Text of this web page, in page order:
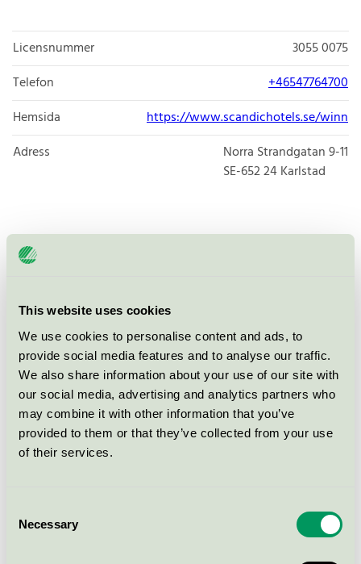
This website uses cookies
We use cookies to personalise content and ads, to
provide social media features and to analyse our traffic.
We also share information about your use of our site with
our social media, advertising and analytics partners who
may combine it with other information that you’ve
provided to them or that they’ve collected from your use
of their services.
Selection
Necessary
Licensnummer
3055 0075
Telefon
+46547764700
Hemsida
https://www.scandichotels.se/winn
Adress
Norra Strandgatan 9-11
SE-652 24Karlstad
Produkter
Scandic Winn, Hotell
Svanen / Scandic / Hotell
Scandic Winn, Restaurang
Svanen / Scandic / Hotellrestaurang
Svanen / Scandic / Konferensverksamhet med